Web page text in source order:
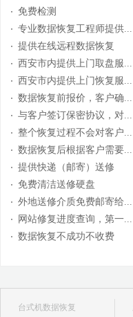
免费检测
专业数据恢复工程师提供...
提供在线远程数据恢复
西安市内提供上门取盘服...
西安市内提供上门恢复服...
数据恢复前报价，客户确...
与客户签订保密协议，对...
整个恢复过程不会对客户...
数据恢复后根据客户需要...
提供快递（邮寄）送修
免费清洁送修硬盘
外地送修介质免费邮寄给...
网站修复进度查询，第一...
数据恢复不成功不收费
台式机数据恢复